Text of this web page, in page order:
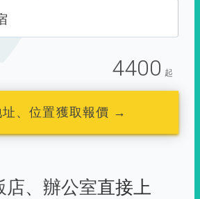
4400 起
址、位置獲取報價 →
店、 辦公室直接上